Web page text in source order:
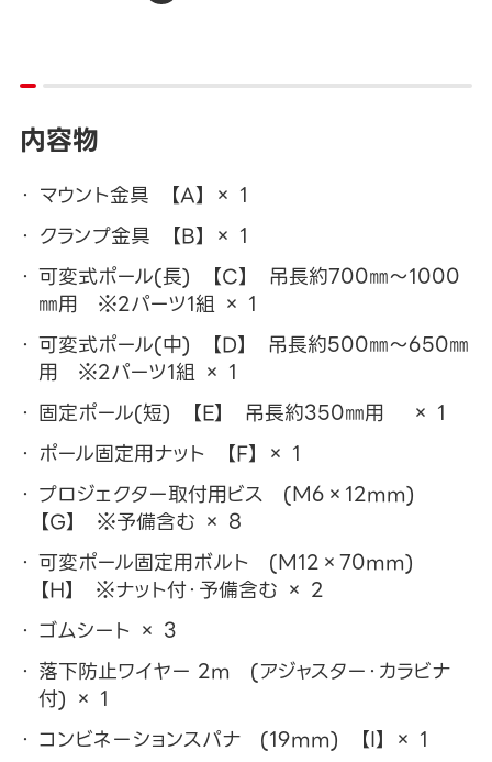
内容物
マウント金具 【A】 × 1
クランプ金具 【B】 × 1
可変式ポール(長) 【C】 吊長約700㎜～1000
㎜用 ※2パーツ1組 × 1
可変式ポール(中) 【D】 吊長約500㎜～650㎜
用 ※2パーツ1組 × 1
固定ポール(短) 【E】 吊長約350㎜用 × 1
ポール固定用ナット 【F】 × 1
プロジェクター取付用ビス (M6×12mm)
【G】 ※予備含む × 8
可変ポール固定用ボルト (M12×70mm)
【H】 ※ナット付・予備含む × 2
ゴムシート × 3
落下防止ワイヤー 2m (アジャスター・カラビナ
付) × 1
コンビネーションスパナ (19mm) 【I】 × 1